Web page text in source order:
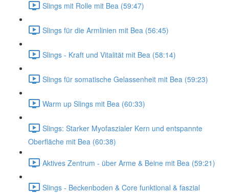
Slings mit Rolle mit Bea (59:47)
Slings für die Armlinien mit Bea (56:45)
Slings - Kraft und Vitalität mit Bea (58:14)
Slings für somatische Gelassenheit mit Bea (59:23)
Warm up Slings mit Bea (60:33)
Slings: Starker Myofaszialer Kern und entspannte
Oberfläche mit Bea (60:38)
Aktives Zentrum - über Arme & Beine mit Bea (59:21)
Slings - Beckenboden & Core funktional & faszial